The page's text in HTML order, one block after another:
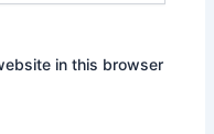
in this browser